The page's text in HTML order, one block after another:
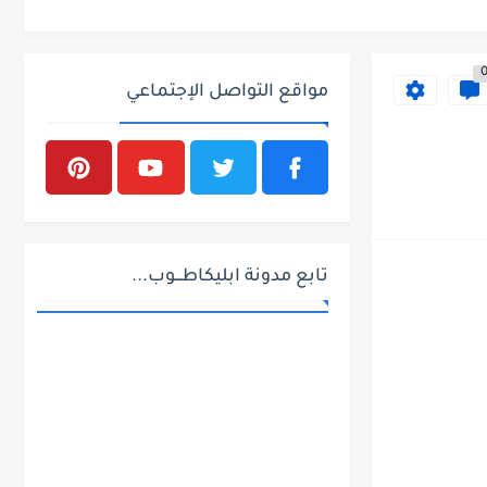
0
مواقع التواصل الإجتماعي
تابع مدونة ابليكاطـــوب...